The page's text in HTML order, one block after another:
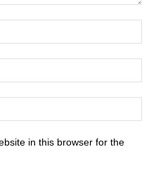
in this browser for the